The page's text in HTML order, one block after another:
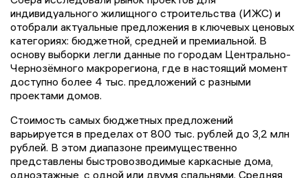
индивидуального жилищного строительства (ИЖС) и
отобрали актуальные предложения в ключевых ценовых
категориях: бюджетной, средней и премиальной. В
основу выборки легли данные по городам Центрально-
Чернозёмного макрорегиона, где в настоящий момент
доступно более 4 тыс. предложений с разными
проектами домов.
Стоимость самых бюджетных предложений
варьируется в пределах от 800 тыс. рублей до 3,2 млн
рублей. В этом диапазоне преимущественно
представлены быстровозводимые каркасные дома,
одноэтажные, с одной или двумя спальнями. Средняя